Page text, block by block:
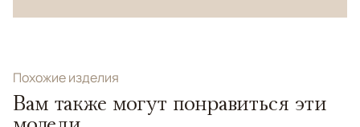
Похожие изделия
Вам также могут понравиться эти